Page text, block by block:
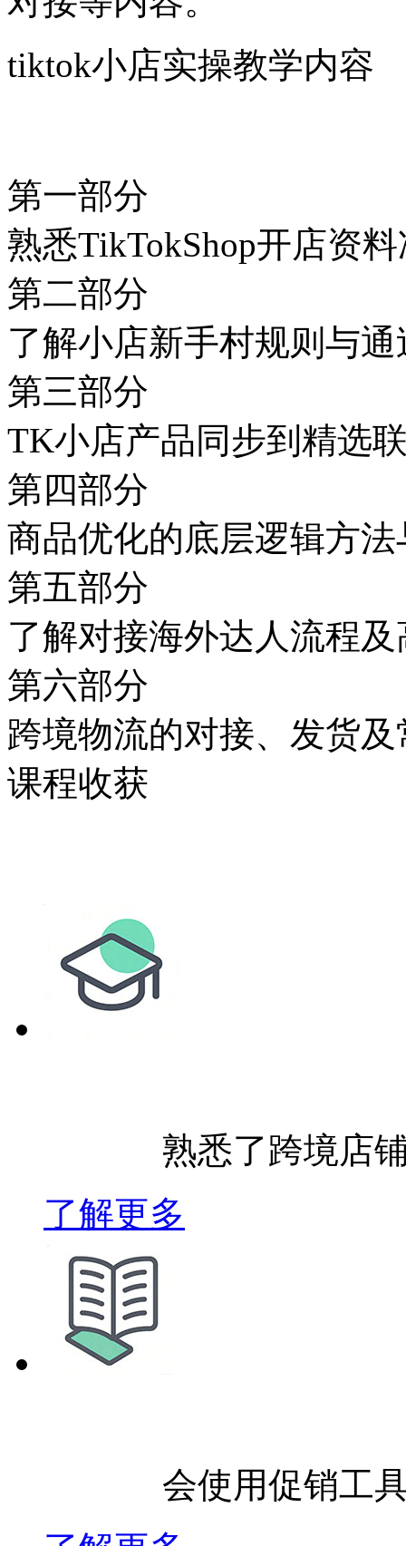
tiktok小店实操教学内容
第一部分
熟悉TikTokShop开店资
第二部分
了解小店新手村规则与
第三部分
TK小店产品同步到精选
第四部分
商品优化的底层逻辑方
第五部分
了解对接海外达人流程
第六部分
跨境物流的对接、发货
课程收获
熟悉了跨境店
了解更多
会使用促销工